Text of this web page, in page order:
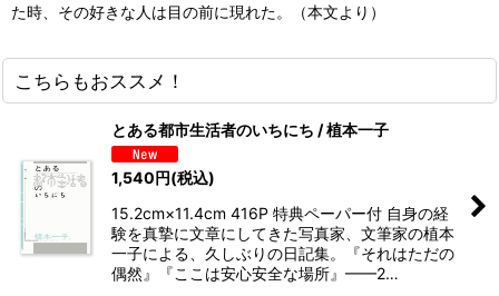
た時、その好きな人は目の前に現れた。（本文より）
こちらもおススメ！
とある都市生活者のいちにち / 植本一子
1,540円(税込)
15.2cm×11.4cm 416P 特典ペーパー付 自身の経
験を真摯に文章にしてきた写真家、文筆家の植本
一子による、久しぶりの日記集。『それはただの
偶然』『ここは安心安全な場所』——2…